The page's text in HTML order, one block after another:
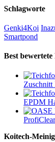
Schlagworte
Genki4Koi
Smartpond
Best
EPDM
Koitech-Meinig